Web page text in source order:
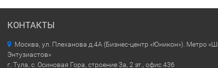
КОНТАКТЫ
Москва, ул. Плеханова д.4А (Бизнес-центр «Юникон»). Метро
Энтузиастов»
г. Тула, с. Осиновая Гора, строение 3а, 2 эт., офис 436